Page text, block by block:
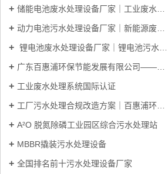
储能电池废水处理设备厂家｜工业废水处理系统整体解决方案
动力电池污水处理设备厂家｜新能源废水处理工艺解决方案
锂电池废水处理设备厂家｜锂电池污水处理工艺及整体解决方案
广东百惠浦环保节能发展有限公司——邀您共赴IICIE国际集成电路创新博览会
工业废水处理系统国际认证
工厂污水处理合规改造方案｜百惠浦环保一站式完成厂区达标升级
A²O 脱氮除磷工业园区综合污水处理站
MBBR撬装污水处理设备
全国排名前十污水处理设备厂家